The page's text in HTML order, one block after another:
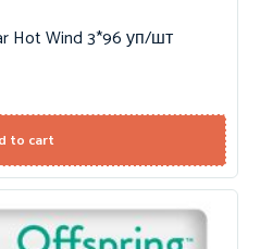
Hot Wind 3*96 уп/шт
to cart